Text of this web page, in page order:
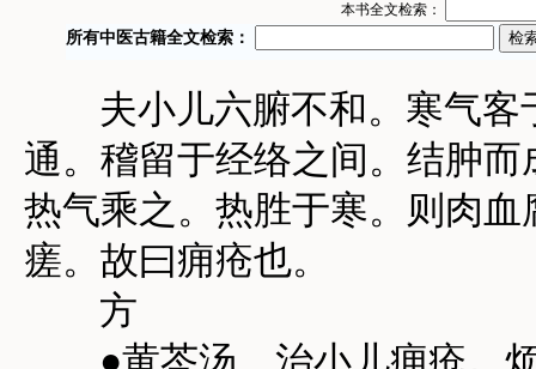
本书全文检索：
夫小儿六腑不和。寒气客
通。稽留于经络之间。结肿
热气乘之。热胜于寒。则肉
瘥。故曰痈疮也。
方